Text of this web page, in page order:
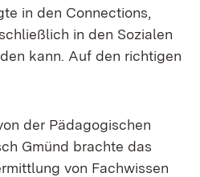
in den Connections,
in den Sozialen
kann. Auf den richtigen
der Pädagogischen
Gmünd brachte das
von Fachwissen